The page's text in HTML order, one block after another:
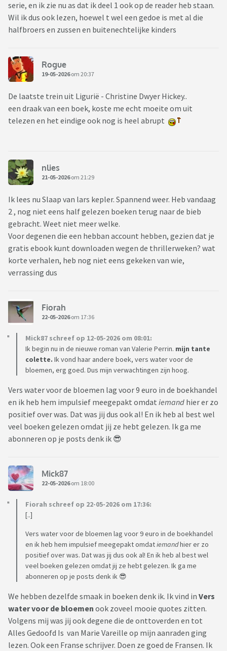
serie, en ik zie nu as dat ik deel 1 ook op de reader heb staan.
Wil ik dus ook lezen, hoewel t wel een gedoe is met al die
halfbroers en zussen en buitenechtelijke kinders
Rogue
19-05-2026om 20:37
De laatste trein uit Ligurië - Christine Dwyer Hickey..
een draak van een boek, koste me echt moeite om uit
telezen en het eindige ook nog is heel abrupt
nlies
21-05-2026om 21:29
Ik lees nu Slaap van lars kepler. Spannend weer. Heb vandaag
2 , nog niet eens half gelezen boeken terug naar de bieb
gebracht. Weet niet meer welke.
Voor degenen die een hebban account hebben, gezien dat je
gratis ebook kunt downloaden wegen de thrillerweken? wat
korte verhalen, heb nog niet eens gekeken van wie,
verrassing dus
Fiorah
22-05-2026om 17:36
Mick87 schreef op 12-05-2026 om 08:01:
Ik begin nu in de nieuwe roman van Valerie Perrin. mijn tante
colette. Ik vond haar andere boek, vers water voor de
bloemen, erg goed. Dus mijn verwachtingen zijn hoog.
Vers water voor de bloemen lag voor 9 euro in de boekhandel
en ik heb hem impulsief meegepakt omdat iemand hier er zo
positief over was. Dat was jij dus ook al! En ik heb al best wel
veel boeken gelezen omdat jij ze hebt gelezen. Ik ga me
abonneren op je posts denk ik 😎
Mick87
22-05-2026om 18:00
Fiorah schreef op 22-05-2026 om 17:36:
[..]
Vers water voor de bloemen lag voor 9 euro in de boekhandel
en ik heb hem impulsief meegepakt omdatiemandhier er zo
positief over was. Dat was jij dus ook al! En ik heb al best wel
veel boeken gelezen omdat jij ze hebt gelezen. Ik ga me
abonneren op je posts denk ik 😎
We hebben dezelfde smaak in boeken denk ik. Ik vind in Vers
water voor de bloemen ook zoveel mooie quotes zitten.
Volgens mij was jij ook degene die de onttoverden en tot
Alles Gedoofd Is van Marie Vareille op mijn aanraden ging
lezen. Ook een Franse schrijver. Doen ze goed de Fransen. Ik